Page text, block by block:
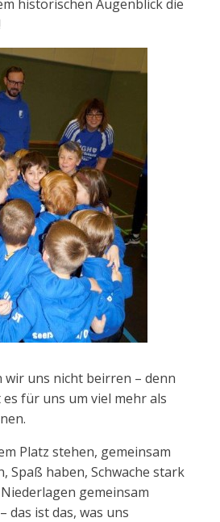
historischen Augenblick die
wir uns nicht beirren – denn
für uns um viel mehr als
Platz stehen, gemeinsam
Spaß haben, Schwache stark
gemeinsam
das ist das, was uns